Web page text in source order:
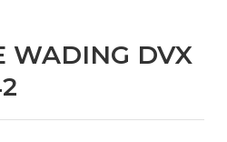
WADING DVX